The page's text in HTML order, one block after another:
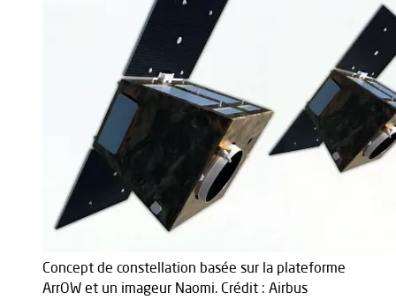
Concept de constellation basée sur la plateforme
ArrOW et un imageur Naomi. Crédit : Airbus